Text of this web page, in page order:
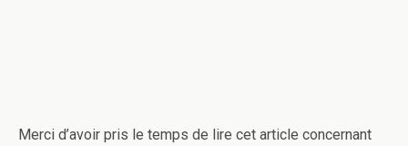
Merci d’avoir pris le temps de lire cet article concernant